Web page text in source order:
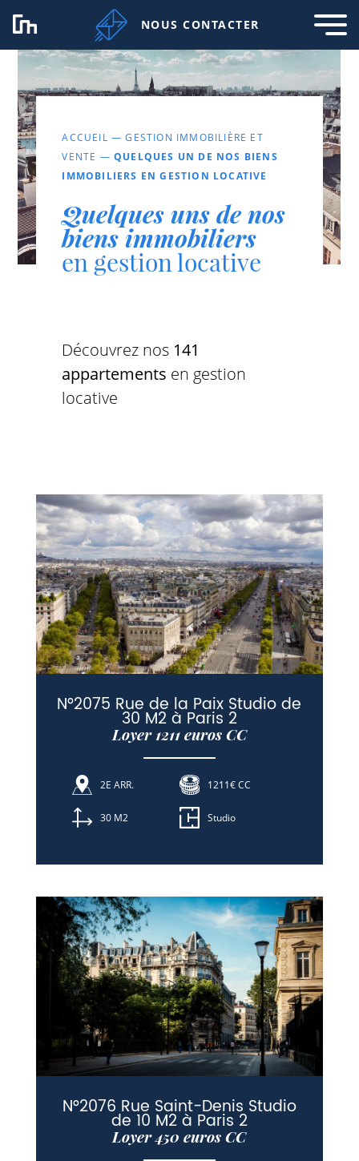
NOUS CONTACTER
ACCUEIL —GESTION IMMOBILIÈRE ET
VENTE — QUELQUES UN DE NOS BIENS
IMMOBILIERS EN GESTION LOCATIVE
Quelques uns de nos
biens immobiliers
en gestion locative
Découvrez nos 141
appartements en gestion
locative
N°2075 Rue de la Paix Studio de
30 M2 à Paris 2
Loyer 1211 euros CC
2E ARR. 1211€ CC
30 M2 Studio
N°2076 Rue Saint-Denis Studio
de 10 M2 à Paris 2
Loyer 450 euros CC